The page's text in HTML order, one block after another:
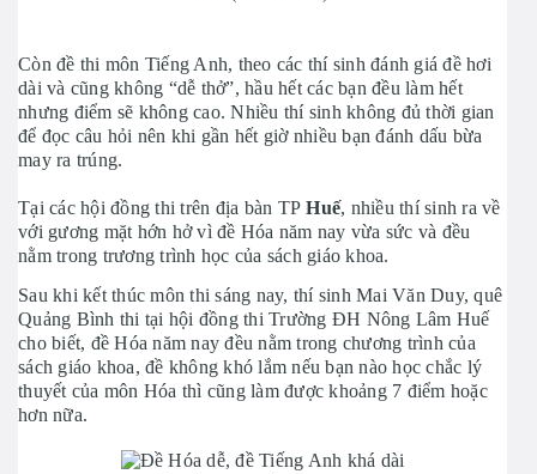
Còn đề thi môn Tiếng Anh, theo các thí sinh đánh giá đề hơi
dài và cũng không “dễ thở”, hầu hết các bạn đều làm hết
nhưng điểm sẽ không cao. Nhiều thí sinh không đủ thời gian
để đọc câu hỏi nên khi gần hết giờ nhiều bạn đánh dấu bừa
may ra trúng.
Tại các hội đồng thi trên địa bàn TPHuế, nhiều thí sinh ra về
với gương mặt hớn hở vì đề Hóa năm nay vừa sức và đều
nằm trong trương trình học của sách giáo khoa.
Sau khi kết thúc môn thi sáng nay, thí sinh Mai Văn Duy, quê
Quảng Bình thi tại hội đồng thi Trường ĐH Nông Lâm Huế
cho biết, đề Hóa năm nay đều nằm trong chương trình của
sách giáo khoa, đề không khó lắm nếu bạn nào học chắc lý
thuyết của môn Hóa thì cũng làm được khoảng 7 điểm hoặc
hơn nữa.